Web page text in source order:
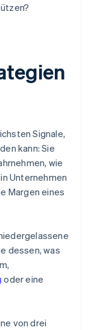
Signale,
kann: Sie
wie
Unternehmen
Margen eines
dessen, was
oder eine
von drei